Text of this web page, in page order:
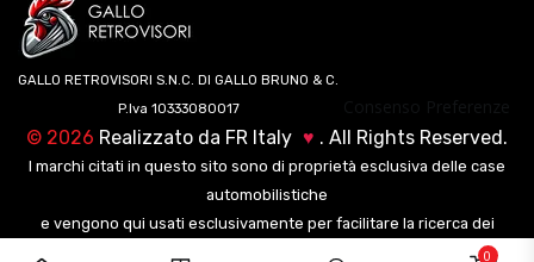
0
GALLO RETROVISORI S.N.C. DI GALLO BRUNO & C.
P.Iva 10333080017
© 2026 Realizzato da FR Italy ♥ . All Rights Reserved.
I marchi citati in questo sito sono di proprietà esclusiva delle case
automobilistiche
e vengono qui usati esclusivamente per facilitare la ricerca dei